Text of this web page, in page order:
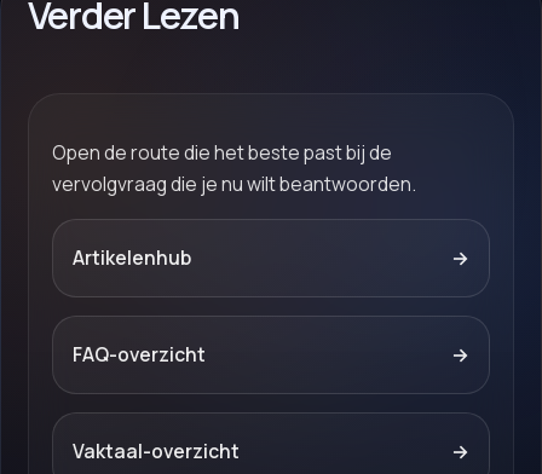
Verder Lezen
Open de route die het beste past bij de
vervolgvraag die je nu wilt beantwoorden.
Artikelenhub →
FAQ-overzicht →
Vaktaal-overzicht →